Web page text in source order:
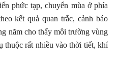
phức tạp, chuyển mùa ở phía
kết quả quan trắc, cảnh báo
năm cho thấy môi trường vùng
thuộc rất nhiều vào thời tiết, khí